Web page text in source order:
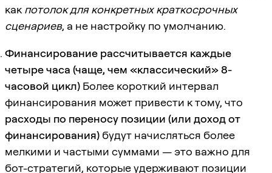
как потолок для конкретных краткосрочных
сценариев, а не настройку по умолчанию.
Финансирование рассчитывается каждые
четыре часа (чаще, чем «классический» 8-
часовой цикл) Более короткий интервал
финансирования может привести к тому, что
расходы по переносу позиции (или доход от
финансирования) будут начисляться более
мелкими и частыми суммами — это важно для
бот-стратегий, которые удерживают позиции